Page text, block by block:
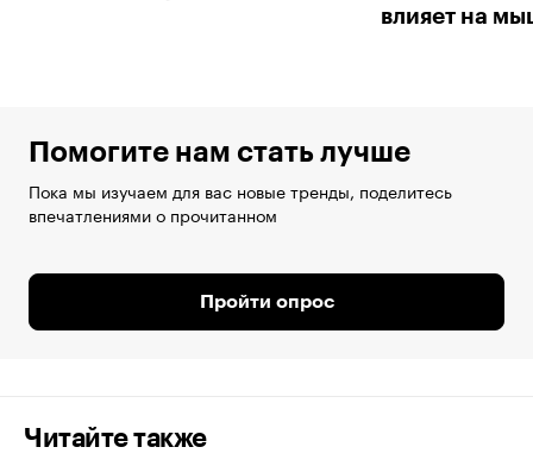
влияет на
Помогите нам стать лучше
Пока мы изучаем для вас новые тренды, поделитесь
впечатлениями о прочитанном
Пройти опрос
Читайте также